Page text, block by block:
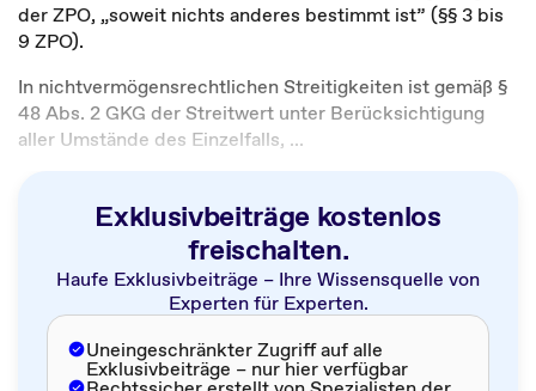
der ZPO, „soweit nichts anderes bestimmt ist” (§§ 3 bis
9 ZPO).
In nichtvermögensrechtlichen Streitigkeiten ist gemäß §
48 Abs. 2 GKG der Streitwert unter Berücksichtigung
aller Umstände des Einzelfalls, ...
Exklusivbeiträge kostenlos
freischalten.
Haufe Exklusivbeiträge – Ihre Wissensquelle von
Experten für Experten.
Uneingeschränkter Zugriff auf alle
Exklusivbeiträge – nur hier verfügbar